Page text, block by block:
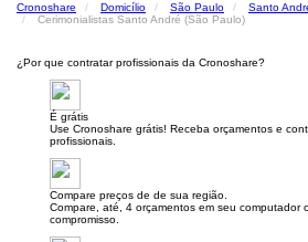
Cronoshare Domicílio São Paulo Santo
Cerimonialistas Santo André (São Paulo)
¿Por que contratar profissionais da Cronoshare?
É grátis
Use Cronoshare grátis! Receba orçamentos e
profissionais.
Compare preços de de sua região.
Compare, até, 4 orçamentos em seu computador
compromisso.